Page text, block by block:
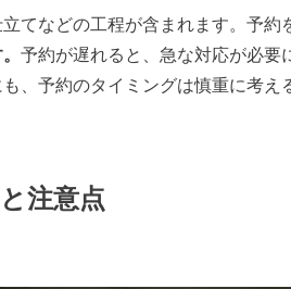
てなどの工程が含まれます。予約
予約が遅れると、急な対応が必要
、予約のタイミングは慎重に考え
注意点